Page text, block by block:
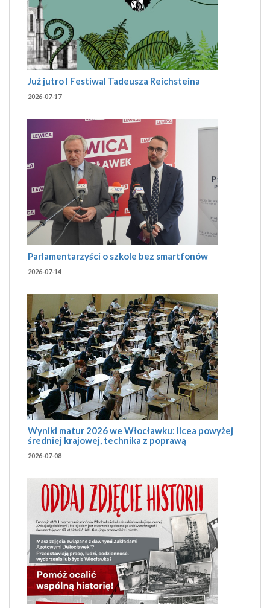
Już jutro I Festiwal Tadeusza Reichsteina
2026-07-17
Parlamentarzyści o szkole bez smartfonów
2026-07-14
Wyniki matur 2026 we Włocławku: licea powyżej
średniej krajowej, technika z poprawą
2026-07-08